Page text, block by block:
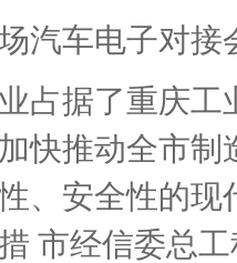
汽车电子对接
占据了重庆
快推动全市
、安全性的
市经信委总